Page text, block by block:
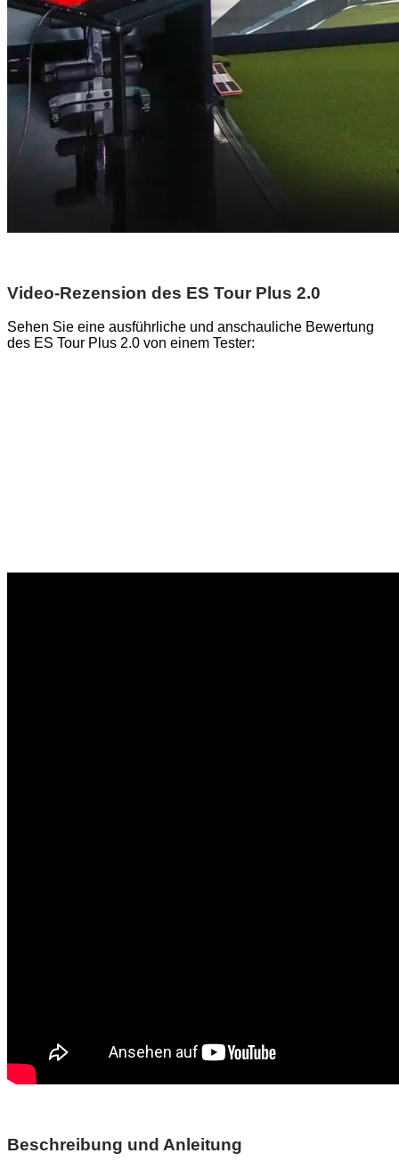
Video-Rezension des ES Tour Plus 2.0
Sehen Sie eine ausführliche und anschauliche Bewertung
des ES Tour Plus 2.0 von einem Tester:
Beschreibung und Anleitung